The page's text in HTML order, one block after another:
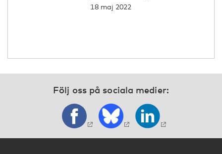
18 maj 2022
Följ oss på sociala medier: